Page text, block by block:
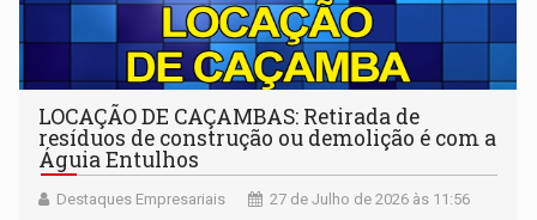
LOCAÇÃO DE CAÇAMBAS: Retirada de
resíduos de construção ou demolição é com a
Águia Entulhos
Destaques Empresariais 27 de Julho de 2026 às 11:56